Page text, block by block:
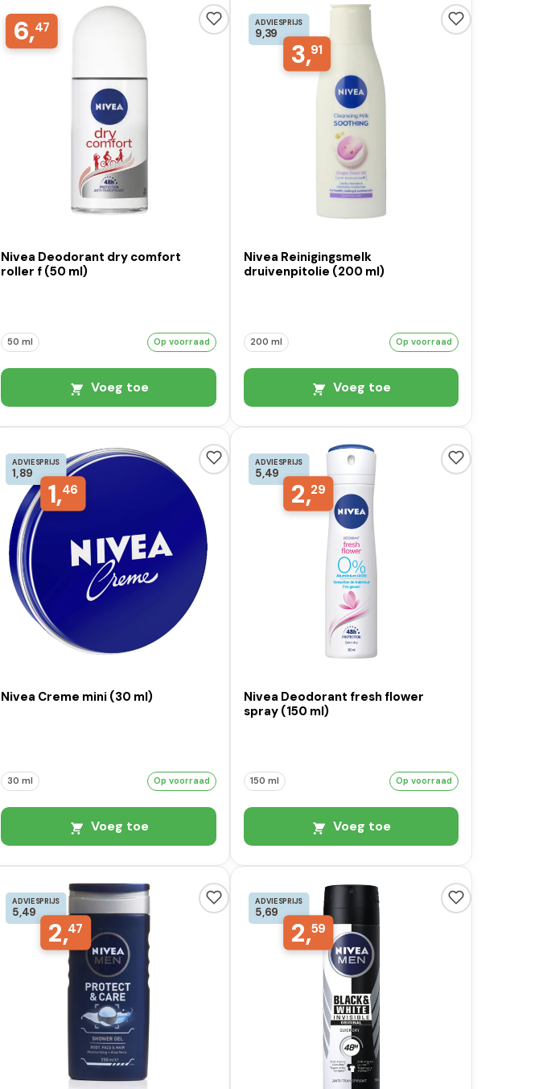
6,47
Nivea Deodorant dry comfort
roller f (50 ml)
50 ml Op voorraad
Voeg toe
ADVIESPRIJS
9,39
3,91
Nivea Reinigingsmelk
druivenpitolie (200 ml)
200 ml Op voorraad
Voeg toe
ADVIESPRIJS
1,89
1,46
Nivea Creme mini (30 ml)
30 ml Op voorraad
Voeg toe
ADVIESPRIJS
5,49
2,29
Nivea Deodorant fresh flower
spray (150 ml)
150 ml Op voorraad
Voeg toe
ADVIESPRIJS
5,49
2,47
ADVIESPRIJS
5,69
2,59